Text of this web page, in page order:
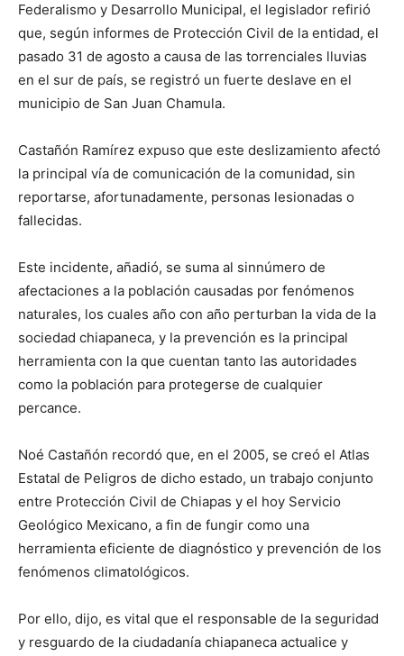
Federalismo y Desarrollo Municipal, el legislador refirió
que, según informes de Protección Civil de la entidad, el
pasado 31 de agosto a causa de las torrenciales lluvias
en el sur de país, se registró un fuerte deslave en el
municipio de San Juan Chamula.
Castañón Ramírez expuso que este deslizamiento afectó
la principal vía de comunicación de la comunidad, sin
reportarse, afortunadamente, personas lesionadas o
fallecidas.
Este incidente, añadió, se suma al sinnúmero de
afectaciones a la población causadas por fenómenos
naturales, los cuales año con año perturban la vida de la
sociedad chiapaneca, y la prevención es la principal
herramienta con la que cuentan tanto las autoridades
como la población para protegerse de cualquier
percance.
Noé Castañón recordó que, en el 2005, se creó el Atlas
Estatal de Peligros de dicho estado, un trabajo conjunto
entre Protección Civil de Chiapas y el hoy Servicio
Geológico Mexicano, a fin de fungir como una
herramienta eficiente de diagnóstico y prevención de los
fenómenos climatológicos.
Por ello, dijo, es vital que el responsable de la seguridad
y resguardo de la ciudadanía chiapaneca actualice y